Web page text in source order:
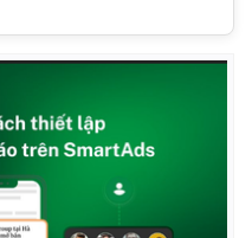
Multimedia
Ảnh
E-Magazine